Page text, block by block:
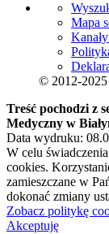
Mapa
© 2012-2025
Treść pochodzi z
Medyczny w
Data wydruku:
W celu
cookies.
zamieszczane w
dokonać zmiany
Zobacz politykę
Akceptuję